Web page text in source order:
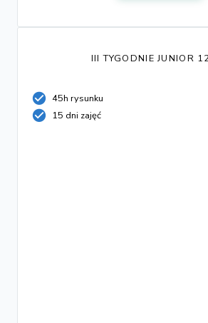
III TYGODNIE JUNIOR
45h rysunku
15 dni zajęć